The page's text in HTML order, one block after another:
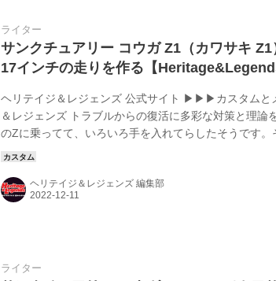
ライター
サンクチュアリー コウガ Z1（カワサキ
17インチの走りを作る【
ヘリテイジ＆レジェンズ 公式サイト ▶▶▶カスタムと
＆レジェンズ トラブルからの復活に多彩な対策と理論
のZに乗ってて、いろいろ手を入れてらしたそうです
ンダーに穴が空くという、私も見たことないようなト
たが、エンジンは当然、フレームも使えませんでした
考えで作り直しました」（サンクチュアリー･コウガ／
ヘリテイジ＆レジェンズ 編集部
ライター